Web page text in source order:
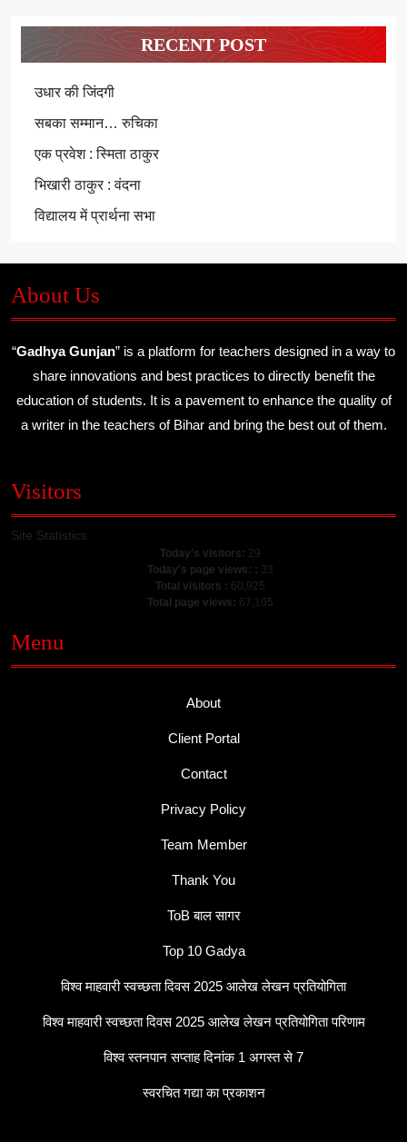
RECENT POST
उधार की जिंदगी
सबका सम्मान… रुचिका
एक प्रवेश : स्मिता ठाकुर
भिखारी ठाकुर : वंदना
विद्यालय में प्रार्थना सभा
About Us
“Gadhya Gunjan” is a platform for teachers designed in a way to
share innovations and best practices to directly benefit the
education of students. It is a pavement to enhance the quality of
a writer in the teachers of Bihar and bring the best out of them.
Visitors
Site Statistics
Today's visitors: 29
Today's page views: : 33
Total visitors : 60,925
Total page views: 67,105
Menu
About
Client Portal
Contact
Privacy Policy
Team Member
Thank You
ToB बाल सागर
Top 10 Gadya
विश्व माहवारी स्वच्छता दिवस 2025 आलेख लेखन प्रतियोगिता
विश्व माहवारी स्वच्छता दिवस 2025 आलेख लेखन प्रतियोगिता परिणाम
विश्व स्तनपान सप्ताह दिनांक 1 अगस्त से 7
स्वरचित गद्या का प्रकाशन